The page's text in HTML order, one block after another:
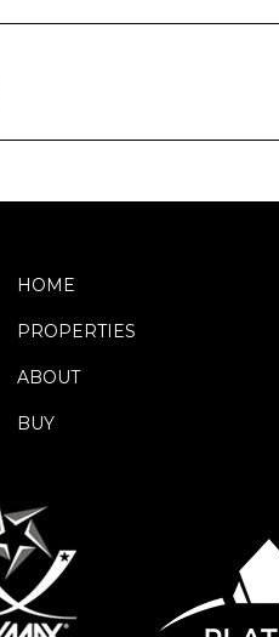
HOME
PROPERTIES
ABOUT
BUY